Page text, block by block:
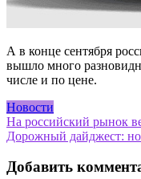
А в конце сентября
вышло много
числе и по цене.
Новости
Навигация
по
записям
На российский рынок
Дорожный дайджест:
Добавить